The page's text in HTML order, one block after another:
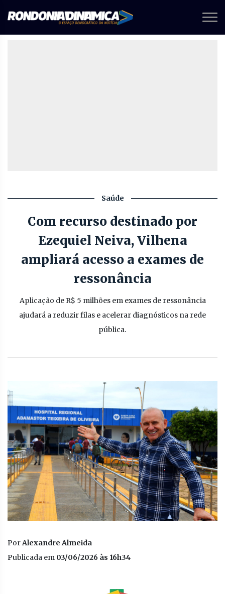
Saúde
Com recurso destinado por
Ezequiel Neiva, Vilhena
ampliará acesso a exames de
ressonância
Aplicação de R$ 5 milhões em exames de ressonância
ajudará a reduzir filas e acelerar diagnósticos na rede
pública.
PorAlexandre Almeida
Publicada em 03/06/2026 às 16h34